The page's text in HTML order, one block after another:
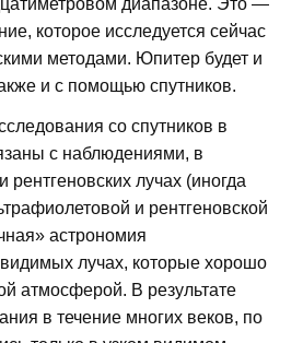
диапазоне. Это —
которое исследуется сейчас
методами. Юпитер будет и
и с помощью спутников.
со спутников в
с наблюдениями, в
лучах (иногда
и рентгеновской
астрономия
лучах, которые хорошо
атмосферой. В результате
в течение многих веков, по